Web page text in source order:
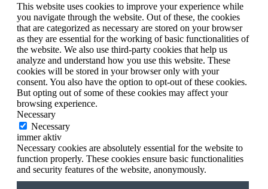
This website uses cookies to improve your experience while
you navigate through the website. Out of these, the cookies
that are categorized as necessary are stored on your browser
as they are essential for the working of basic functionalities of
the website. We also use third-party cookies that help us
analyze and understand how you use this website. These
cookies will be stored in your browser only with your
consent. You also have the option to opt-out of these cookies.
But opting out of some of these cookies may affect your
browsing experience.
Necessary
Necessary
immer aktiv
Necessary cookies are absolutely essential for the website to
function properly. These cookies ensure basic functionalities
and security features of the website, anonymously.